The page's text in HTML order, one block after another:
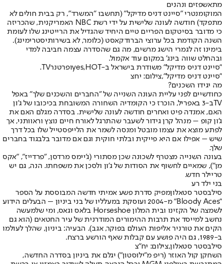
מתאשפזים ונהנים
המוקומנטרי "סיינט דניס מדיקל" (תחשבו "המשרד", רק בבית חולים לא
מתפקד) חודשה לעונה שלישית על ידי רשת NBC האמריקנית, שהכריזה
כי מדובר בסיטקום הפריים טיים היחיד שהגדיל את הרייטינג שלו לעומת
השנה הקודמת בכל ערוצי הברודקאסט (כלומר, לא בשירותיסטרימינג).
בימינו זה לגמרי הישג מרשים, מה גם שהסדרה עצמה חביבה למדי
ובהחלט שווה בינג' במקום עוד אקמול.
"סיינט דניס מדיקל" משודרת בישראל ב-
yes, HOT ופרטנרTV
.
"סיינט דניס מדיקל",צילום: יחצ
מה יגידו השכנים?
כחודשיים לפני עליית העונה השנייה של "החברים והשכנים שלך" באפל
TV
ב-3 באפריל, הוכרז כי הקומדיה השחורה המשובחת בכיכובו של ג'ון
האם, אמנדה פיט ואחרים חודשה לעונה שלישית. בסדרה מגלם האם את
ג'ון קופ – מנהל קרן גידור לשעבר שהתרגל לאורח חיים נוצץ וראוותני, אך
לפתע מוצא את עצמו מובטל ומנסה לשמר את הלייפסטייל שלו בכל דרך
שיש – אפילו אם היא פייקית ובלתי חוקית וגם אם מדובר בלבגוד בחברים
שלך.
בעונה השנייה מצטרף לשכונה שכן מסתורי (ג'יימס מרדסן, "פרדייז", "אקס
מן"), שמאיים לחשוף את הסודות של ג'ון ולסכן את משפחתו. הנה, גם יש
טריילר חדש.
בני ילד רע
סילבסטר סטאלוןמפיק סדרת פשע אמיתי חדשה המבוססת על הספר
"Bloody Aces" מ-2004 ועוסקת במעלליו של בני ביניון – הבעלים הידוע
לשמצה של הקזינו ובית המלון Horseshoe בלאס וגאס, ומי שלמעשה
נחשב למייסד את תרבות ההימורים המודרנית של עיר החטאים (הוא גם
הקים את טורניר אליפות העולם בפוקר, אגב). הבעיה: ביניון, שהלך לעולמו
ב-1989, גם היה פושע עם קבלות שאף הורשע ברצח.
סילבסטר סטאלון,צילום: יח"צ
השחקן קול האוזר (ריפ מ"ילוסטון") יגלם את ביניון בסדרה החדשה,